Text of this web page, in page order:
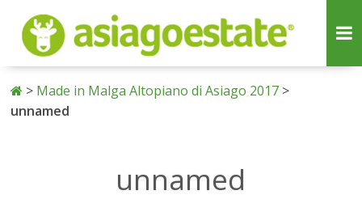
> Made in Malga Altopiano di Asiago 2017 >
unnamed
unnamed